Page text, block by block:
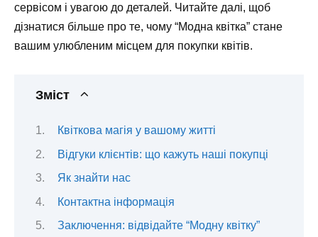
сервісом і увагою до деталей. Читайте далі, щоб
дізнатися більше про те, чому “Модна квітка” стане
вашим улюбленим місцем для покупки квітів.
Зміст
Квіткова магія у вашому житті
Відгуки клієнтів: що кажуть наші покупці
Як знайти нас
Контактна інформація
Заключення: відвідайте “Модну квітку”